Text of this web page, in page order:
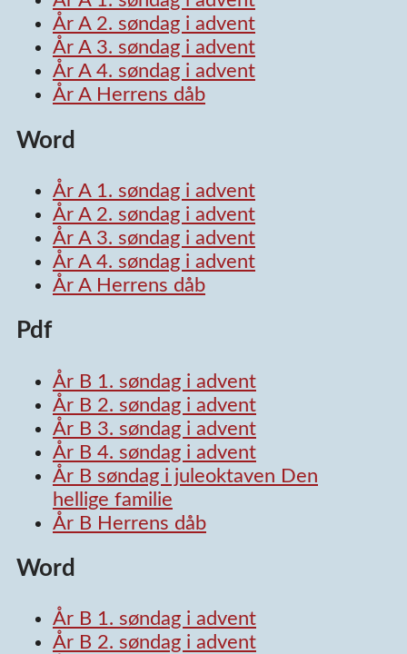
År A 2. søndag i advent
År A 3. søndag i advent
År A 4. søndag i advent
År A Herrens dåb
Word
År A 1. søndag i advent
År A 2. søndag i advent
År A 3. søndag i advent
År A 4. søndag i advent
År A Herrens dåb
Pdf
År B 1. søndag i advent
År B 2. søndag i advent
År B 3. søndag i advent
År B 4. søndag i advent
År B søndag i juleoktaven Den
hellige familie
År B Herrens dåb
Word
År B 1. søndag i advent
År B 2. søndag i advent